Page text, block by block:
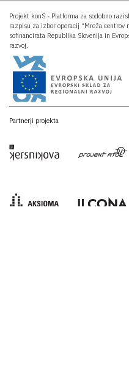
Projekt konS - Platforma za sodobno
razpisu za izbor operacij “Mreža
sofinancirata Republika Slovenija in
razvoj.
Partnerji projekta